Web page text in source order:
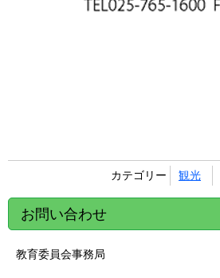
カテゴリー 観光
お問い合わせ
教育委員会事務局